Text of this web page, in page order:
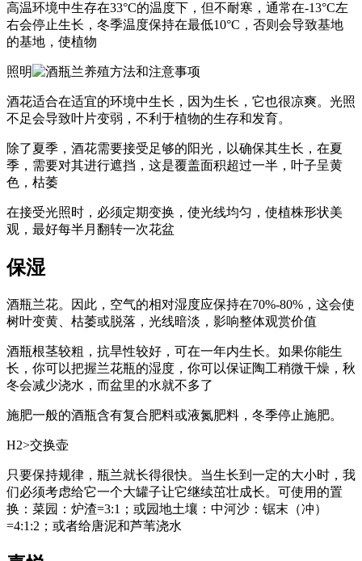
高温环境中生存在33°C的温度下，但不耐寒，通常在-13°C左
右会停止生长，冬季温度保持在最低10°C，否则会导致基地
的基地，使植物
照明
酒花适合在适宜的环境中生长，因为生长，它也很凉爽。光照
不足会导致叶片变弱，不利于植物的生存和发育。
除了夏季，酒花需要接受足够的阳光，以确保其生长，在夏
季，需要对其进行遮挡，这是覆盖面积超过一半，叶子呈黄
色，枯萎
在接受光照时，必须定期变换，使光线均匀，使植株形状美
观，最好每半月翻转一次花盆
保湿
酒瓶兰花。因此，空气的相对湿度应保持在70%-80%，这会使
树叶变黄、枯萎或脱落，光线暗淡，影响整体观赏价值
酒瓶根茎较粗，抗旱性较好，可在一年内生长。如果你能生
长，你可以把握兰花瓶的湿度，你可以保证陶工稍微干燥，秋
冬会减少浇水，而盆里的水就不多了
施肥一般的酒瓶含有复合肥料或液氮肥料，冬季停止施肥。
H2>交换壶
只要保持规律，瓶兰就长得很快。当生长到一定的大小时，我
们必须考虑给它一个大罐子让它继续茁壮成长。可使用的置
换：菜园：炉渣=3:1；或园地土壤：中河沙：锯末（冲）
=4:1:2；或者给唐泥和芦苇浇水